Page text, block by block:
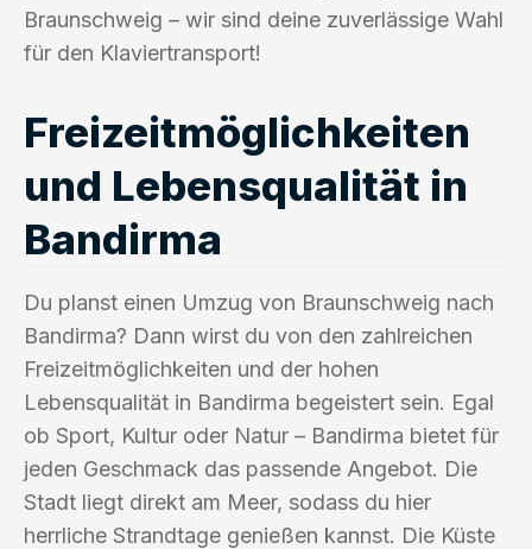
Braunschweig – wir sind deine zuverlässige Wahl
für den Klaviertransport!
Freizeitmöglichkeiten
und Lebensqualität in
Bandirma
Du planst einen Umzug von Braunschweig nach
Bandirma? Dann wirst du von den zahlreichen
Freizeitmöglichkeiten und der hohen
Lebensqualität in Bandirma begeistert sein. Egal
ob Sport, Kultur oder Natur – Bandirma bietet für
jeden Geschmack das passende Angebot. Die
Stadt liegt direkt am Meer, sodass du hier
herrliche Strandtage genießen kannst. Die Küste